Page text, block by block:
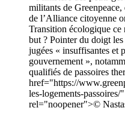
militants de
de l’Alliance citoyenne
Transition écologique
but ? Pointer du doigt
jugées « insuffisantes et
gouvernement »,
qualifiés de passoires
href="https://
les-logements-
rel="noopener">©